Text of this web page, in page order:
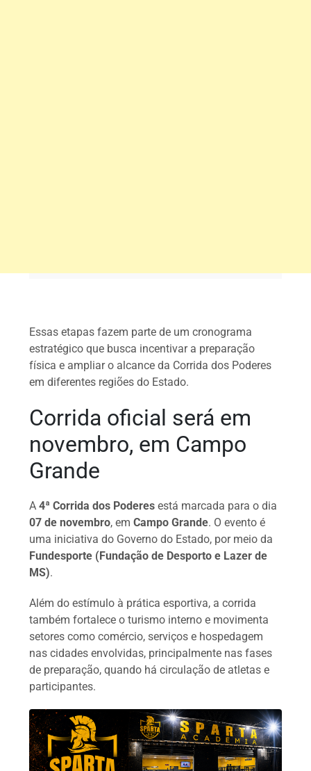
Essas etapas fazem parte de um cronograma
estratégico que busca incentivar a preparação
física e ampliar o alcance da Corrida dos Poderes
em diferentes regiões do Estado.
Corrida oficial será em
novembro, em Campo
Grande
A4ª Corrida dos Poderes está marcada para o dia
07 de novembro, emCampo Grande. O evento é
uma iniciativa do Governo do Estado, por meio da
Fundesporte (Fundação de Desporto e Lazer de
MS).
Além do estímulo à prática esportiva, a corrida
também fortalece o turismo interno e movimenta
setores como comércio, serviços e hospedagem
nas cidades envolvidas, principalmente nas fases
de preparação, quando há circulação de atletas e
participantes.